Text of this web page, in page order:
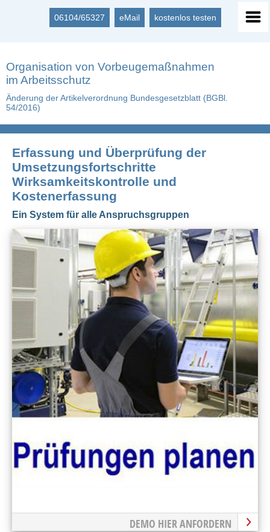
06104/65327 eMail kostenlos testen
Organisation von Vorbeugemaßnahmen
im Arbeitsschutz
Änderung der Artikelverordnung Bundesgesetzblatt (BGBl.
54/2016)
Erfassung und Überprüfung der
Umsetzungsfortschritte
Wirksamkeitskontrolle und
Kostenerfassung
Ein System für alle Anspruchsgruppen
DEMO HIER ANFORDERN